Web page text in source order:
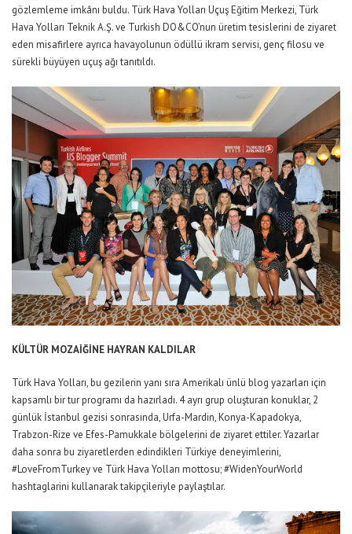
gözlemleme imkânı buldu. Türk Hava Yolları Uçuş Eğitim Merkezi, Türk
Hava Yolları Teknik A.Ş. ve Turkish DO&CO’nun üretim tesislerini de ziyaret
eden misafirlere ayrıca havayolunun ödüllü ikram servisi, genç filosu ve
sürekli büyüyen uçuş ağı tanıtıldı.
KÜLTÜR MOZAİĞİNE HAYRAN KALDILAR
Türk Hava Yolları, bu gezilerin yanı sıra Amerikalı ünlü blog yazarları için
kapsamlı bir tur programı da hazırladı. 4 ayrı grup oluşturan konuklar, 2
günlük İstanbul gezisi sonrasında, Urfa-Mardin, Konya-Kapadokya,
Trabzon-Rize ve Efes-Pamukkale bölgelerini de ziyaret ettiler. Yazarlar
daha sonra bu ziyaretlerden edindikleri Türkiye deneyimlerini,
#LoveFromTurkey ve Türk Hava Yolları mottosu; #WidenYourWorld
hashtaglarini kullanarak takipçileriyle paylaştılar.